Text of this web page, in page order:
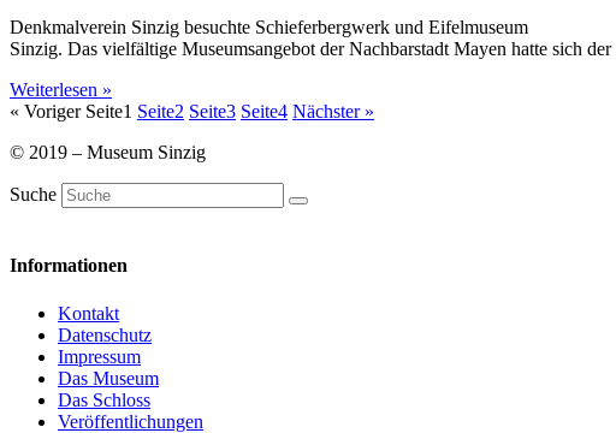
Denkmalverein Sinzig besuchte Schieferbergwerk und Eifelmuseum
Sinzig. Das vielfältige Museumsangebot der Nachbarstadt Mayen hatte sich
Weiterlesen »
« Voriger Seite1 Seite2 Seite3 Seite4 Nächster »
© 2019 – Museum Sinzig
Suche
Informationen
Kontakt
Datenschutz
Impressum
Das Museum
Das Schloss
Veröffentlichungen